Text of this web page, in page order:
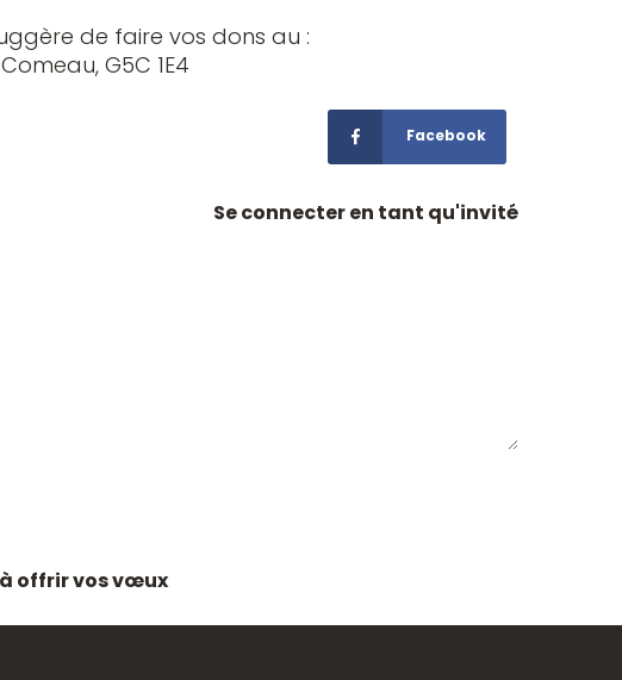
de faire vos dons au :
G5C 1E4
Facebook
Se connecter en tant qu'invité
offrir vos vœux